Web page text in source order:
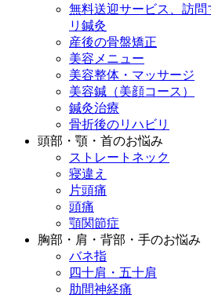
無料送迎サービス、訪
リ鍼灸
産後の骨盤矯正
美容メニュー
美容整体・マッサージ
美容鍼（美顔コース）
鍼灸治療
骨折後のリハビリ
頭部・顎・首のお悩み
ストレートネック
寝違え
片頭痛
頭痛
顎関節症
胸部・肩・背部・手のお悩み
バネ指
四十肩・五十肩
肋間神経痛